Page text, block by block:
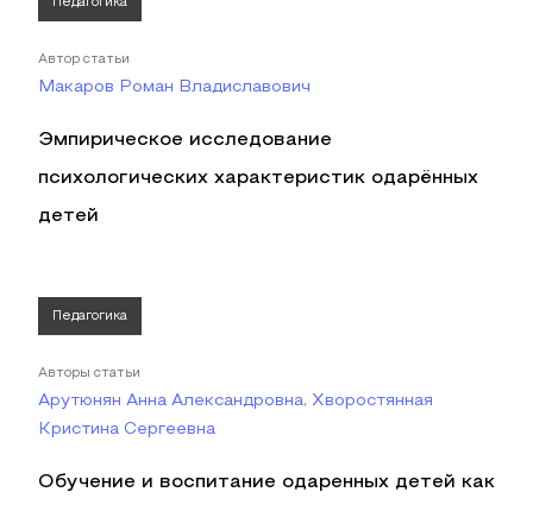
Педагогика
Автор статьи
Макаров Роман Владиславович
Эмпирическое исследование
психологических характеристик одарённых
детей
Педагогика
Авторы статьи
Арутюнян Анна Александровна, Хворостянная
Кристина Сергеевна
Обучение и воспитание одаренных детей как